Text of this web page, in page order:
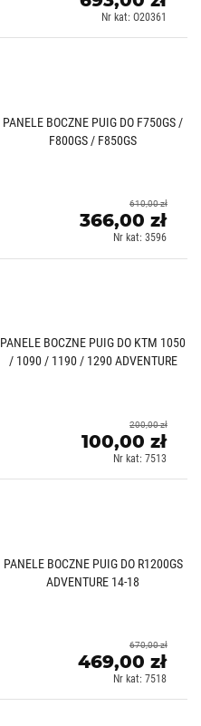
Nr kat: O20361
PANELE BOCZNE PUIG DO F750GS /
F800GS / F850GS
366,00 zł
610,00 zł
Nr kat: 3596
PANELE BOCZNE PUIG DO KTM 1050
/ 1090 / 1190 / 1290 ADVENTURE
100,00 zł
200,00 zł
Nr kat: 7513
PANELE BOCZNE PUIG DO R1200GS
ADVENTURE 14-18
469,00 zł
670,00 zł
Nr kat: 7518